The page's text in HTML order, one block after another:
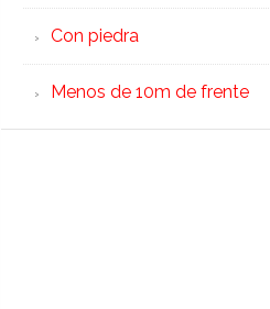
Con piedra
Menos de 10m de frente